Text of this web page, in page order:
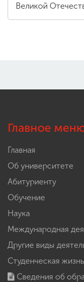
Великой
Главное
Главная
Об университете
Абитуриенту
Обучение
Наука
Международная
Другие виды
Студенческая жизнь
Сведения об